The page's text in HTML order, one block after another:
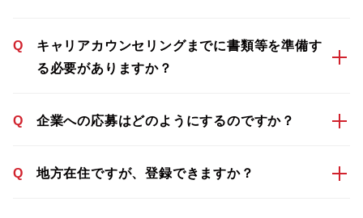
Q
キャリアカウンセリングまでに書類等を準備す
る必要がありますか？
Q 企業への応募はどのようにするのですか？
Q 地方在住ですが、登録できますか？